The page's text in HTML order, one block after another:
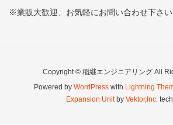
※業販大歓迎、お気軽にお問い合わせ下さい
Copyright © 稲継エンジニアリング All
Powered by WordPresswith Lightning
Expansion Unitby Vektor,Inc.